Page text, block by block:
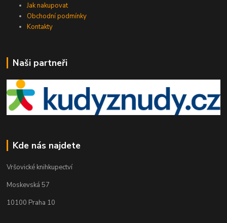
Jak nakupovat
Obchodní podmínky
Kontakty
Naši partneři
Kde nás najdete
Vršovické knihkupectví
Moskevská 57
10100 Praha 10